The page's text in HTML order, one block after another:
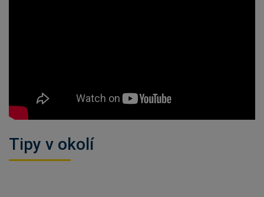
Tipy v okolí